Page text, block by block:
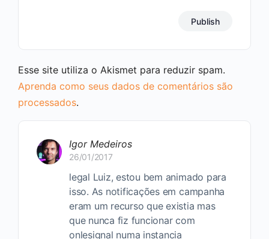
Esse site utiliza o Akismet para reduzir spam.
Aprenda como seus dados de comentários são
processados.
Igor Medeiros
26/01/2017
legal Luiz, estou bem animado para
isso. As notificações em campanha
eram um recurso que existia mas
que nunca fiz funcionar com
onlesignal numa instancia